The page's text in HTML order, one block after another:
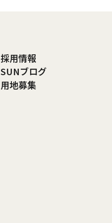
採用情報
SUNブログ
用地募集